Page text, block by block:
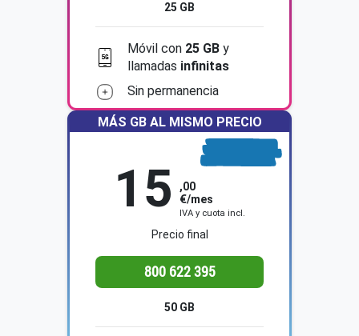
25 GB
Móvil con 25 GB y
llamadas infinitas
Sin permanencia
MÁS GB AL MISMO PRECIO
15
,00
€/mes
IVA y cuota incl.
Precio final
800 622 395
50 GB